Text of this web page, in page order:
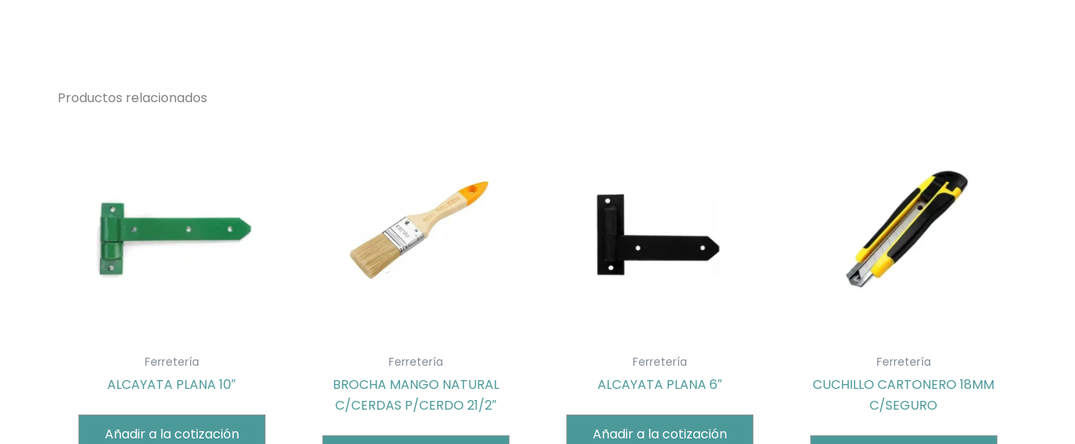
Productos relacionados
Ferretería
ALCAYATA PLANA 10″
Añadir a la cotización
Ferretería
BROCHA MANGO NATURAL
C/CERDAS P/CERDO 21/2″
Ferretería
ALCAYATA PLANA 6″
Añadir a la cotización
Ferretería
CUCHILLO CARTONERO 18MM
C/SEGURO